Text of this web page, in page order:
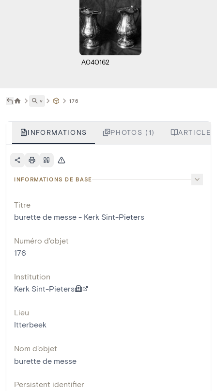
A040162
˅ 176
INFORMATIONS PHOTOS (1)
INFORMATIONS DE BASE
Titre
burette de messe - Kerk Sint-Pieters
Numéro d'objet
176
Institution
Kerk Sint-Pieters
Lieu
Itterbeek
Nom d'objet
burette de messe
Persistent identifier